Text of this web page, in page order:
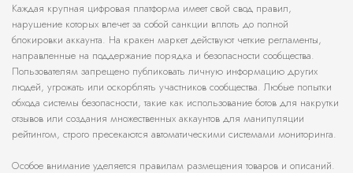
Каждая крупная цифровая платформа имеет свой свод правил,
нарушение которых влечет за собой санкции вплоть до полной
блокировки аккаунта. На кракен маркет действуют четкие регламенты,
направленные на поддержание порядка и безопасности сообщества.
Пользователям запрещено публиковать личную информацию других
людей, угрожать или оскорблять участников сообщества. Любые попытки
обхода системы безопасности, такие как использование ботов для накрутки
отзывов или создания множественных аккаунтов для манипуляции
рейтингом, строго пресекаются автоматическими системами мониторинга.
Особое внимание уделяется правилам размещения товаров и описаний.